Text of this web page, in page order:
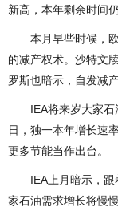
新高，本年剩余时间
本月早些时候，欧
的减产权术。沙特文
罗斯也暗示，自发减
IEA将来岁大家石
日，独一本年增长速
更多节能当作出台。
IEA上月暗示，跟
家石油需求增长将慢